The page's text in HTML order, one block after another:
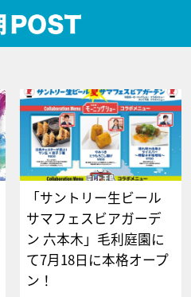
「サントリー生ビール
サマフェスビアガーデ
ン 六本木」毛利庭園に
て7月18日に本格オープ
ン！